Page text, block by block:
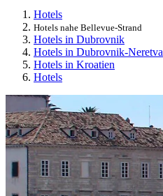
Hotels
Hotels nahe Bellevue-Strand
Hotels in Dubrovnik
Hotels in Dubrovnik-Neretva
Hotels in Kroatien
Hotels